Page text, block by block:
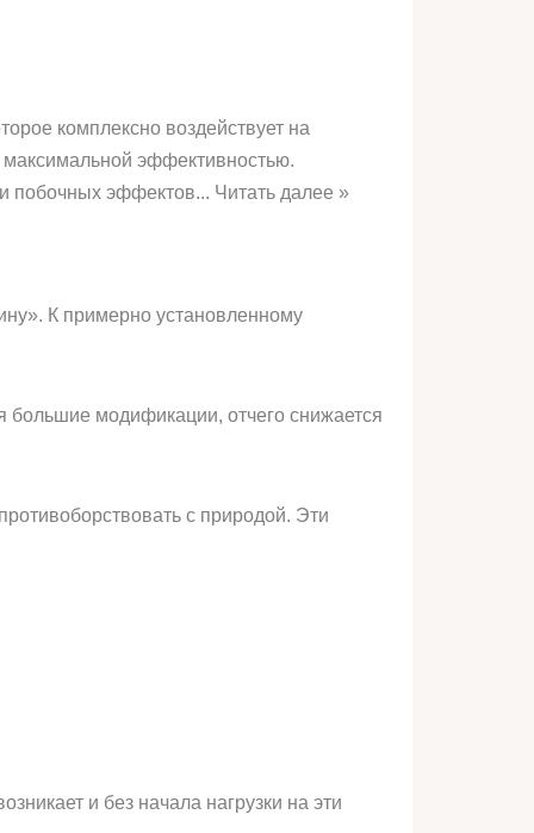
комплексно воздействует на
эффективностью.
побочных эффектов... Читать далее »
К примерно установленному
большие модификации, отчего снижается
с природой. Эти
и без начала нагрузки на эти